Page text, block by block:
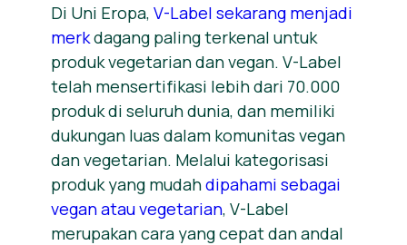
Di Uni Eropa, V-Label sekarang menjadi
merkdagang paling terkenal untuk
produk vegetarian dan vegan. V-Label
telah mensertifikasi lebih dari 70.000
produk di seluruh dunia, dan memiliki
dukungan luas dalam komunitas vegan
dan vegetarian. Melalui kategorisasi
produk yang mudahdipahami sebagai
vegan atau vegetarian, V-Label
merupakan cara yang cepat dan andal